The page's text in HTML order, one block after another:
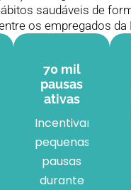
saudáveis de
os empregados da
70 mil
pausas
ativas
Incentivando
pequenas
pausas
durante